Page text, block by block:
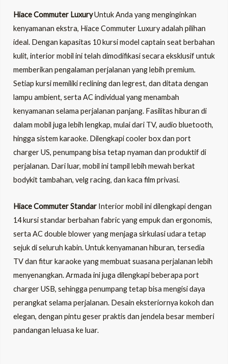
Hiace Commuter LuxuryUntuk Anda yang menginginkan
kenyamanan ekstra, Hiace Commuter Luxury adalah pilihan
ideal. Dengan kapasitas 10 kursi model captain seat berbahan
kulit, interior mobil ini telah dimodifikasi secara eksklusif untuk
memberikan pengalaman perjalanan yang lebih premium.
Setiap kursi memiliki reclining dan legrest, dan ditata dengan
lampu ambient, serta AC individual yang menambah
kenyamanan selama perjalanan panjang. Fasilitas hiburan di
dalam mobil juga lebih lengkap, mulai dari TV, audio bluetooth,
hingga sistem karaoke. Dilengkapi cooler box dan port
charger US, penumpang bisa tetap nyaman dan produktif di
perjalanan. Dari luar, mobil ini tampil lebih mewah berkat
bodykit tambahan, velg racing, dan kaca film privasi.
Hiace Commuter Standar Interior mobil ini dilengkapi dengan
14 kursi standar berbahan fabric yang empuk dan ergonomis,
serta AC double blower yang menjaga sirkulasi udara tetap
sejuk di seluruh kabin. Untuk kenyamanan hiburan, tersedia
TV dan fitur karaoke yang membuat suasana perjalanan lebih
menyenangkan. Armada ini juga dilengkapi beberapa port
charger USB, sehingga penumpang tetap bisa mengisi daya
perangkat selama perjalanan. Desain eksteriornya kokoh dan
elegan, dengan pintu geser praktis dan jendela besar memberi
pandangan leluasa ke luar.